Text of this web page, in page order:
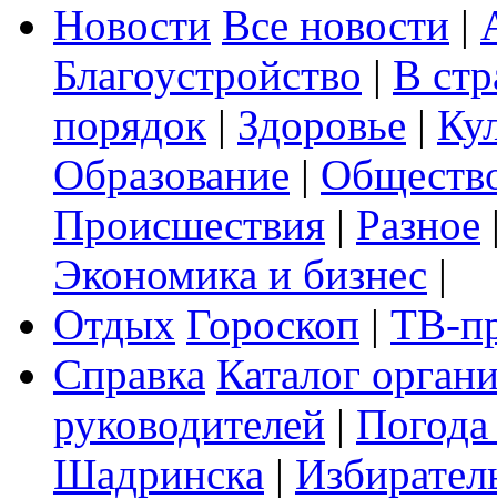
Новости Все новости |
Благоустройство | В
порядок | Здоровье |
Образование |
Происшествия | Разное
Экономика и бизнес |
Отдых Гороскоп | ТВ-
Справка Каталог
руководителей |
Шадринска |